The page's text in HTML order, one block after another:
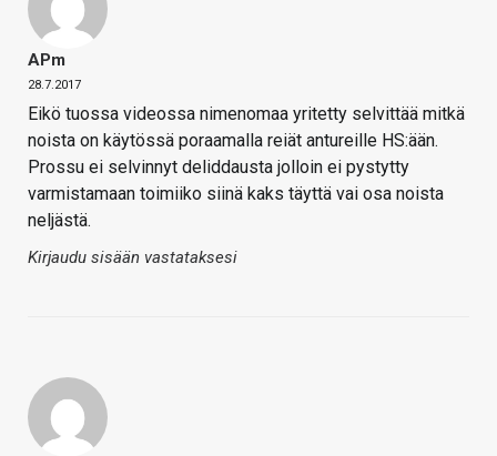
APm
28.7.2017
Eikö tuossa videossa nimenomaa yritetty selvittää mitkä
noista on käytössä poraamalla reiät antureille HS:ään.
Prossu ei selvinnyt deliddausta jolloin ei pystytty
varmistamaan toimiiko siinä kaks täyttä vai osa noista
neljästä.
Kirjaudu sisään vastataksesi